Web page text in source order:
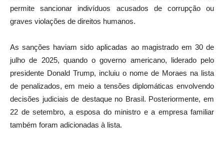
permite sancionar indivíduos acusados de corrupção ou
graves violações de direitos humanos.
As sanções haviam sido aplicadas ao magistrado em 30 de
julho de 2025, quando o governo americano, liderado pelo
presidente Donald Trump, incluiu o nome de Moraes na lista
de penalizados, em meio a tensões diplomáticas envolvendo
decisões judiciais de destaque no Brasil. Posteriormente, em
22 de setembro, a esposa do ministro e a empresa familiar
também foram adicionadas à lista.